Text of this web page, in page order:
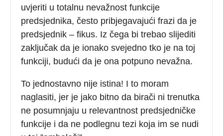
uvjeriti u totalnu nevažnost funkcije
predsjednika, često pribjegavajući frazi da je
predsjednik – fikus. Iz čega bi trebao slijediti
zaključak da je ionako svejedno tko je na toj
funkciji, budući da je ona potpuno nevažna.
To jednostavno nije istina! I to moram
naglasiti, jer je jako bitno da birači ni trenutka
ne posumnjaju u relevantnost predsjedničke
funkcije i da ne podlegnu tezi koja im se nudi